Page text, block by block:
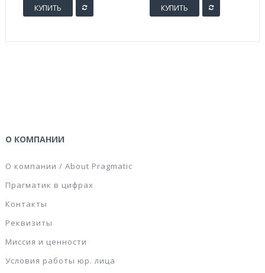
КУПИТЬ КУПИТЬ
О КОМПАНИИ
О компании / About Pragmatic
Прагматик в цифрах
Контакты
Реквизиты
Миссия и ценности
Условия работы юр. лица